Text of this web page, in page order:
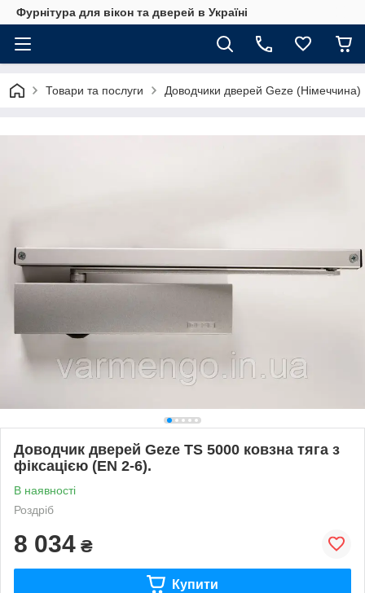
Фурнітура для вікон та дверей в Україні
Товари та послуги Доводчики дверей Geze (Німеччина)
Доводчик дверей Geze TS 5000 ковзна тяга з
фіксацією (EN 2-6).
В наявності
Роздріб
8 034 ₴
Купити